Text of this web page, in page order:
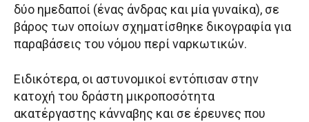
δύο ημεδαποί (ένας άνδρας και μία γυναίκα), σε
βάρος των οποίων σχηματίσθηκε δικογραφία για
παραβάσεις του νόμου περί ναρκωτικών.
Ειδικότερα, οι αστυνομικοί εντόπισαν στην
κατοχή του δράστη μικροποσότητα
ακατέργαστης κάνναβης και σε έρευνες που